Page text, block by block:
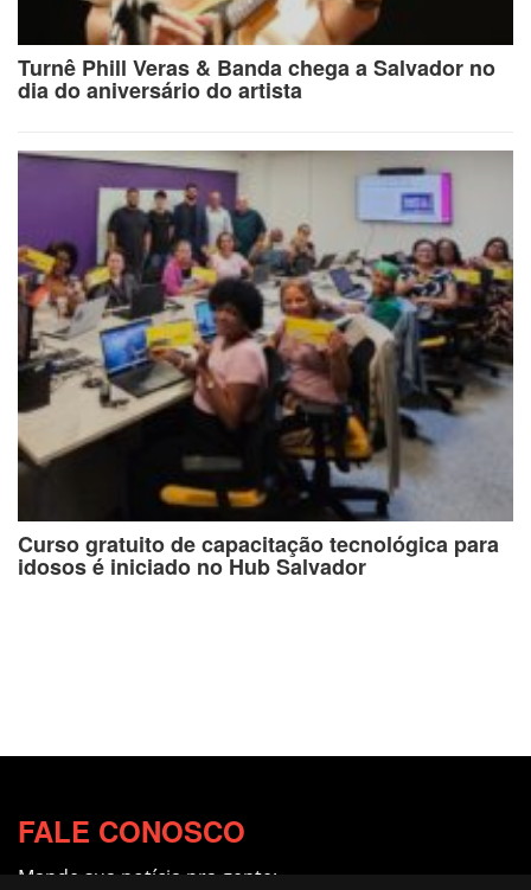
Turnê Phill Veras & Banda chega a Salvador no
dia do aniversário do artista
Curso gratuito de capacitação tecnológica para
idosos é iniciado no Hub Salvador
FALE CONOSCO
Mande sua notícia pra gente: